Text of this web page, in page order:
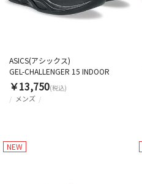
メンズ
ASICS(アシックス)
GEL-CHALLENGER 15 INDOOR
￥13,750(税込)
NEW